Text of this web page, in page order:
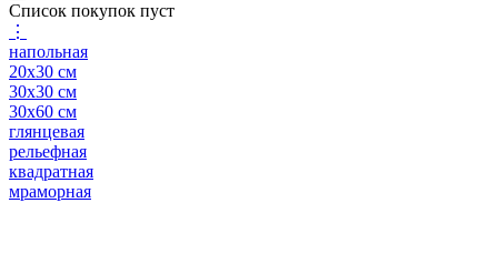
Список покупок пуст
⋮
напольная
20x30 см
30x30 см
30x60 см
глянцевая
рельефная
квадратная
мраморная